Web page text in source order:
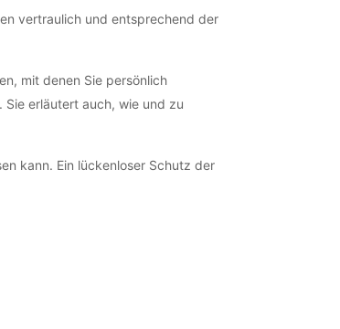
vertraulich und entsprechend der
mit denen Sie persönlich
erläutert auch, wie und zu
kann. Ein lückenloser Schutz der